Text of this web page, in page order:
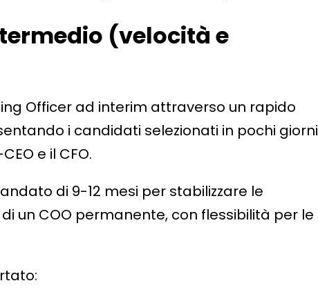
(velocità e
Officer ad interim attraverso un rapido
i candidati selezionati in pochi giorni
e il CFO.
di 9-12 mesi per stabilizzare le
un COO permanente, con flessibilità per le